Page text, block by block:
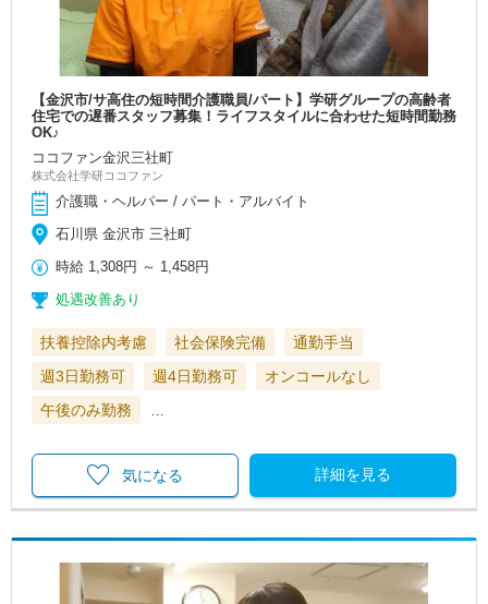
【金沢市/サ高住の短時間介護職員/パート】学研グループの高齢者
住宅での遅番スタッフ募集！ライフスタイルに合わせた短時間勤務
OK♪
ココファン金沢三社町
株式会社学研ココファン
介護職・ヘルパー / パート・アルバイト
石川県 金沢市 三社町
時給 1,308円 ～ 1,458円
処遇改善あり
扶養控除内考慮 社会保険完備
通勤手当
週3日勤務可
週4日勤務可
オンコールなし
午後のみ勤務
詳細を見る
気になる